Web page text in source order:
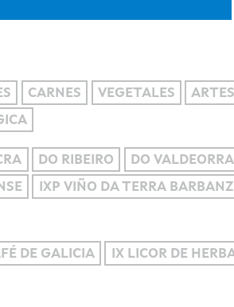
CARNES VEGETALES
DO RIBEIRO
DO
IXP VIÑO DA TERRA
DE GALICIA
IX LICOR DE